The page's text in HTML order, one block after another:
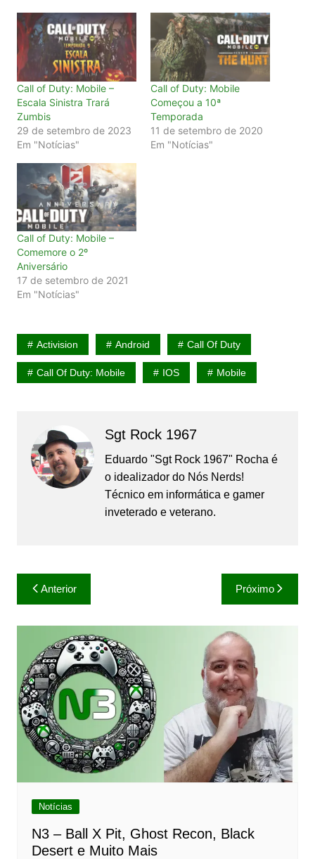
Call of Duty: Mobile –
Escala Sinistra Trará
Zumbis
29 de setembro de 2023
Em "Notícias"
Call of Duty: Mobile
Começou a 10ª
Temporada
11 de setembro de 2020
Em "Notícias"
Call of Duty: Mobile –
Comemore o 2º
Aniversário
17 de setembro de 2021
Em "Notícias"
Activision Android Call Of Duty
Call Of Duty: Mobile IOS Mobile
Sgt Rock 1967
Eduardo "Sgt Rock 1967" Rocha é
o idealizador do Nós Nerds!
Técnico em informática e gamer
inveterado e veterano.
Navegação
de
Post
Anterior Próximo
Notícias
N3 – Ball X Pit, Ghost Recon, Black
Desert e Muito Mais